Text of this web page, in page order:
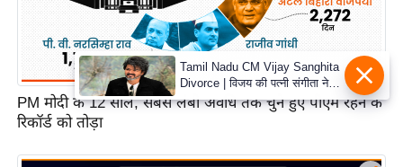
PM मोदी के 12 साल, सबसे लंबी अवधि तक चुने हुए पीएम रहने के
रिकॉर्ड को तोड़ा
Tamil Nadu CM Vijay Sanghita
Divorce | विजय की पत्नी संगीता ने
वापस ली तलाक की अर्जी, कोर्ट ने
मामले को किया निपटाया